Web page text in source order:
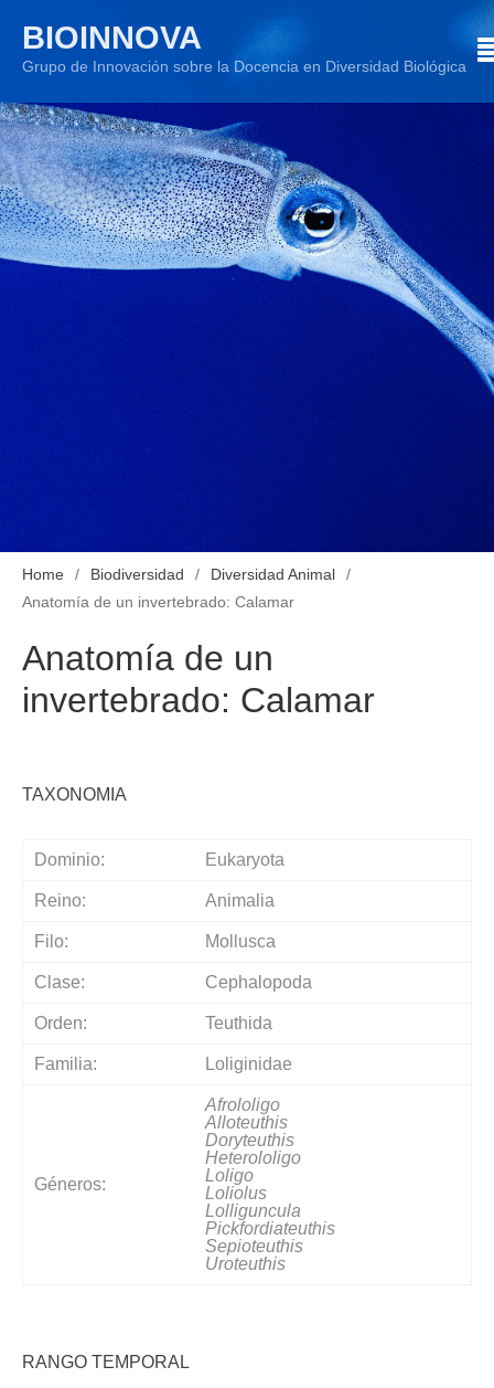
content
BIOINNOVA
Grupo de Innovación sobre la Docencia en Diversidad Biológica
Home Biodiversidad
Diversidad Animal
Anatomía de un invertebrado: Calamar
Anatomía de un
invertebrado: Calamar
TAXONOMÍA
Dominio: Eukaryota
Reino: Animalia
Filo: Mollusca
Clase: Cephalopoda
Orden: Teuthida
Familia: Loliginidae
Géneros:
Afrololigo
Alloteuthis
Doryteuthis
Heterololigo
Loligo
Loliolus
Lolliguncula
Pickfordiateuthis
Sepioteuthis
Uroteuthis
RANGO TEMPORAL